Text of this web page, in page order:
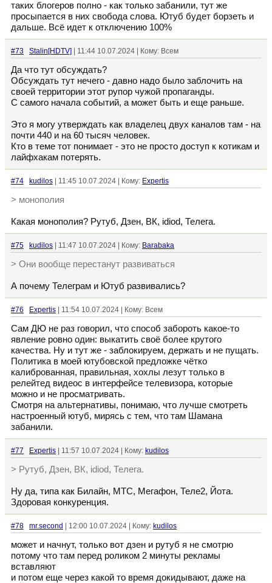
таких блогеров полно - как только забанили, тут же
просыпается в них свобода слова. Ютуб будет борзеть и
дальше. Всё идет к отключению 100%
#73 Stalin[HDTV] | 11:44 10.07.2024 | Кому: Всем
Да что тут обсуждать?
Обсуждать тут нечего - давно надо было заблочить на
своей территории этот рупор чужой пропаганды.
С самого начала событий, а может быть и еще раньше.
Это я могу утверждать как владелец двух каналов там - на
почти 440 и на 60 тысяч человек.
Кто в теме тот понимает - это не просто доступ к котикам и
лайфхакам потерять.
#74 kudilos | 11:45 10.07.2024 | Кому: Expertis
> монополия
Какая монополия? Рутуб, Дзен, ВК, idiod, Телега.
#75 kudilos | 11:47 10.07.2024 | Кому: Barabaka
> Они вообще перестанут развиваться
А почему Телеграм и Ютуб развивались?
#76 Expertis | 11:54 10.07.2024 | Кому: Всем
Сам ДЮ не раз говорил, что способ забороть какое-то
явление ровно один: выкатить своё более крутого
качества. Ну и тут же - заблокируем, держать и не пущать.
Политика в моей ютубовской предложке чётко
калиброванная, правильная, хохлы лезут только в
релейтед видеос в интерфейсе телевизора, которые
можно и не просматривать.
Смотря на альтернативы, понимаю, что лучше смотреть
настроенный ютуб, мирясь с тем, что там Шамана
забанили.
#77 Expertis | 11:57 10.07.2024 | Кому: kudilos
> Рутуб, Дзен, ВК, idiod, Телега.
Ну да, типа как Билайн, МТС, Мегафон, Теле2, Йота.
Здоровая конкуренция.
#78 mr.second | 12:00 10.07.2024 | Кому: kudilos
может и начнут, только вот дзен и рутуб я не смотрю
потому что там перед роликом 2 минуты рекламы
вставляют
и потом еще через какой то время докидывают, даже на